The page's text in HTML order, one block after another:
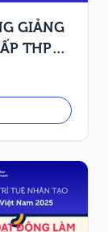
GIẢNG
THPT